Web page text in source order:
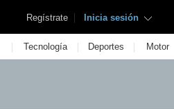
Regístrate | Inicia sesión
| Tecnología | Deportes | Motor